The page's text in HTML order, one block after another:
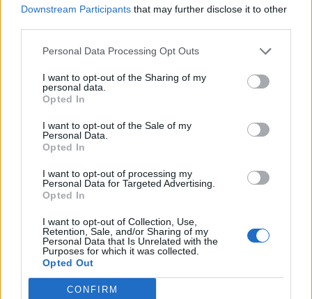
Downstream Participants that may further disclose it to other
Personal Data Processing Opt Outs
I want to opt-out of the Sharing of my
personal data.
Opted In
I want to opt-out of the Sale of my
Personal Data.
Opted In
I want to opt-out of processing my
Personal Data for Targeted Advertising.
Opted In
I want to opt-out of Collection, Use,
Retention, Sale, and/or Sharing of my
Personal Data that Is Unrelated with the
Purposes for which it was collected.
Opted Out
CONFIRM
Hozzászólási szabályzat
Nyomtatott lapjaink archívuma
Székely Hírmondó archívuma
Sütibeállítások
Médiatér
Liget
Krónika
Bihari Napló
Erdélyi Napló